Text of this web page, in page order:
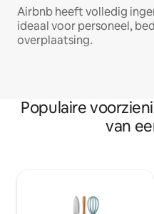
Airbnb heeft volledig
ideaal voor personeel,
overplaatsing.
Populaire
van